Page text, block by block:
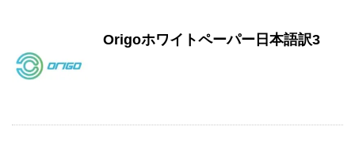
Origoホワイトペーパー日本語訳3